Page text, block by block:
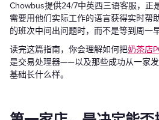
Chowbus提供24/7中英西三语客服，正
需要用他们实际工作的语言获得实时
的班次中间出问题时，而不是等到周一
读完这篇指南，你会理解如何把奶茶店
是交易处理器——以及那些成功从一家
基础长什么样。